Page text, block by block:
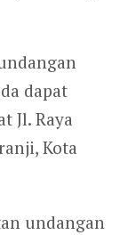
dapat
Jl. Raya
Kota
undangan